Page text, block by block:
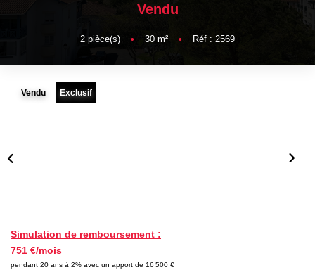
Estimation
Avis Clients
Vendu
2 pièce(s) • 30 m² • Réf : 2569
Vendu Exclusif
Simulation de remboursement :
751 €/mois
pendant 20 ans à 2% avec un apport de 16 500 €